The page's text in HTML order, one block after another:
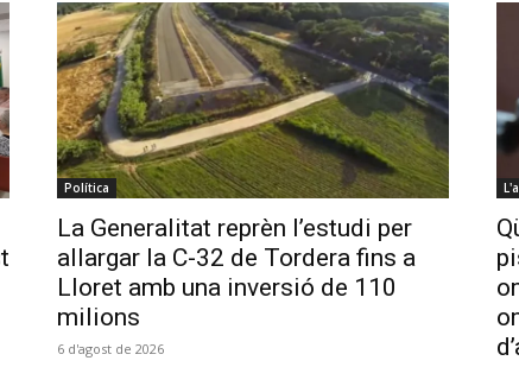
Política
La Generalitat reprèn l’estudi per
allargar la C-32 de Tordera fins a
Lloret amb una inversió de 110
milions
6 d'agost de 2026